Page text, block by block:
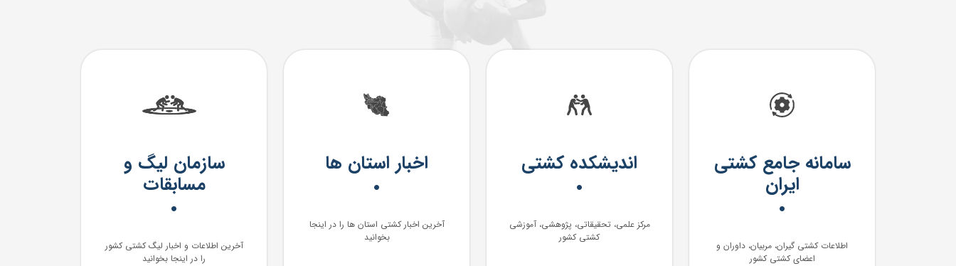
سامانه جامع کشتی
ایران
اطلاعات کشتی گیران، مربیان، داوران و
اعضای کشتی کشور
اندیشکده کشتی
مرکز علمی، تحقیقاتی، پژوهشی، آموزشی
کشتی کشور
اخبار استان‌ ها
آخرین اخبار کشتی استان ها را در اینجا
بخوانید
سازمان لیگ و
مسابقات
آخرین اطلاعات و اخبار لیگ کشتی کشور
را در اینجا بخوانید